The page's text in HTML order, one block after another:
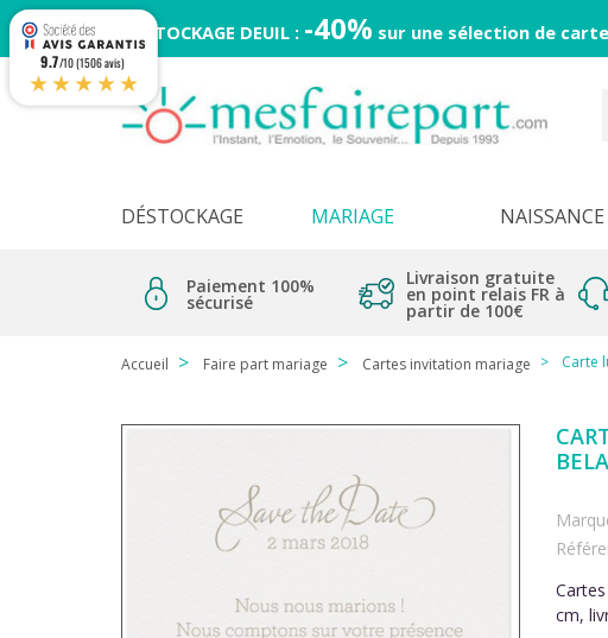
DESTOCKAGE DEUIL : -40% sur une sélection de
DÉSTOCKAGE MARIAGE NAISSANCE
Paiement 100%
sécurisé
Livraison gratuite
en point relais FR à
partir de 100€
Accueil Faire part mariage Cartes invitation mariage Carte
cm,
9.7/10 (1506 avis)
★★★★★